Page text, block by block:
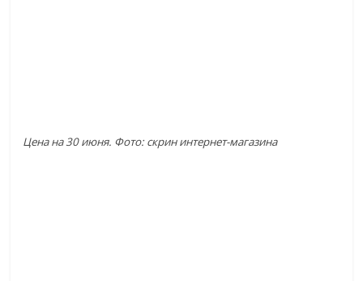
Цена на 30 июня. Фото: скрин интернет-магазина